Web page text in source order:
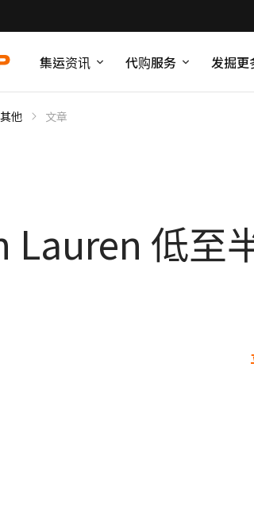
集运资讯 代购服务 发掘更
其他 文章
Lauren 低至